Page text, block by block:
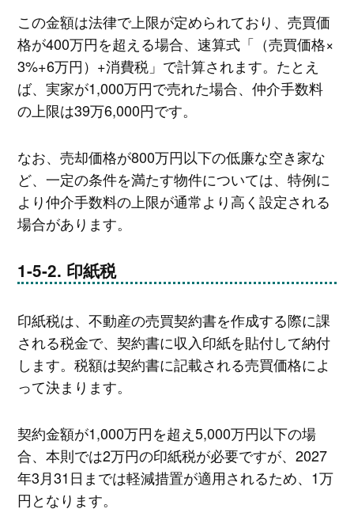
この金額は法律で上限が定められており、売買価
格が400万円を超える場合、速算式「（売買価格×
3%+6万円）+消費税」で計算されます。たとえ
ば、実家が1,000万円で売れた場合、仲介手数料
の上限は39万6,000円です。
なお、売却価格が800万円以下の低廉な空き家な
ど、一定の条件を満たす物件については、特例に
より仲介手数料の上限が通常より高く設定される
場合があります。
印紙税
印紙税は、不動産の売買契約書を作成する際に課
される税金で、契約書に収入印紙を貼付して納付
します。税額は契約書に記載される売買価格によ
って決まります。
契約金額が1,000万円を超え5,000万円以下の場
合、本則では2万円の印紙税が必要ですが、2027
年3月31日までは軽減措置が適用されるため、1万
円となります。